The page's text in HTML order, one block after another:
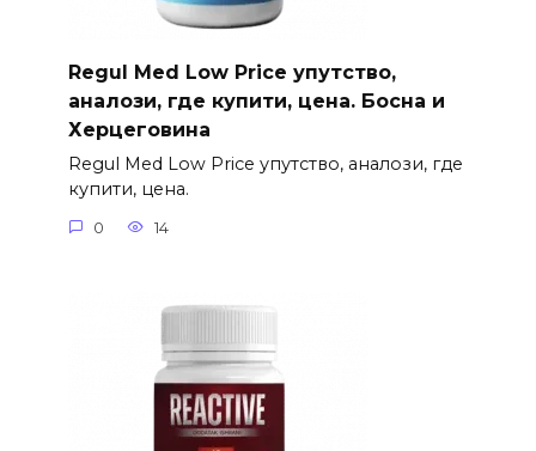
Regul Med Low Price упутство,
аналози, где купити, цена. Босна и
Херцеговина
Regul Med Low Price упутство, аналози, где
купити, цена.
0 14